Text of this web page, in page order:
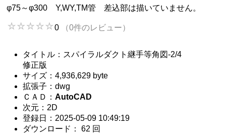
φ75～φ300 Y,WY,TM管 差込部は描いていません。
0 （0件のレビュー）
タイトル：スパイラルダクト継手等角図-2/4
修正版
サイズ：4,936,629 byte
拡張子：dwg
ＣＡＤ：AutoCAD
次元：2D
登録日：2025-05-09 10:49:19
ダウンロード： 62 回